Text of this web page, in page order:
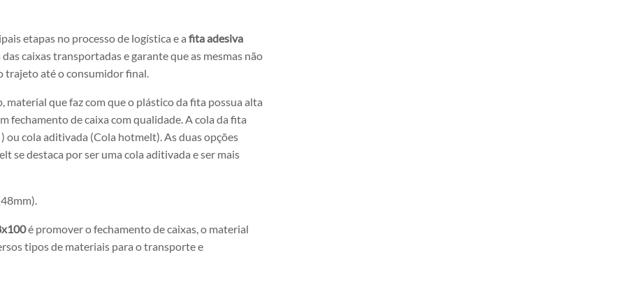
etapas no processo de logística e a fita adesiva
caixas transportadas e garante que as mesmas não
trajeto até o consumidor final.
material que faz com que o plástico da fita possua alta
fechamento de caixa com qualidade. A cola da fita
ou cola aditivada (Cola hotmelt). As duas opções
se destaca por ser uma cola aditivada e ser mais
é promover o fechamento de caixas, o material
tipos de materiais para o transporte e